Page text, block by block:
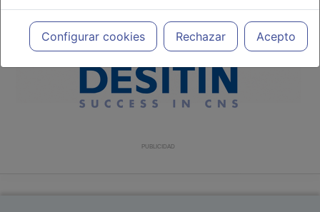
meramente informativo, siendo responsabilidad de los
profesionales facultados prescribir medicamentos y decidir, en
cada caso concreto, el tratamiento más adecuado a las
necesidades del paciente.
Configurar cookies Rechazar Acepto
PUBLICIDAD